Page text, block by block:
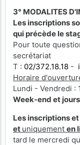
3° MODALITES
Les inscriptions
qui précède le
Pour toute
secrétariat
T : 02/372.18.18 -
Horaire
Lundi - Vendredi :
Week-end et
Les inscriptions
et uniquement en
tard le mercredi